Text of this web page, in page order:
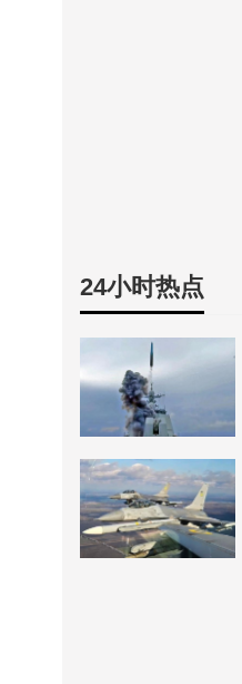
24小时热点